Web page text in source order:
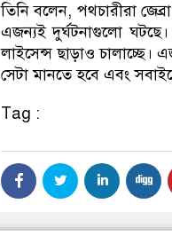
তিনি বলেন, পথচারীরা
এজন্যই দুর্ঘটনাগুলো ঘটছে।
লাইসেন্স ছাড়াও
সেটা মানতে হবে এবং
Tag :